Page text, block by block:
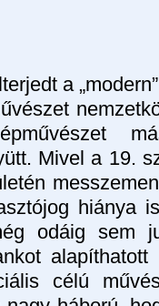
a
Mivel a 19.
hiánya
odáig sem
célú